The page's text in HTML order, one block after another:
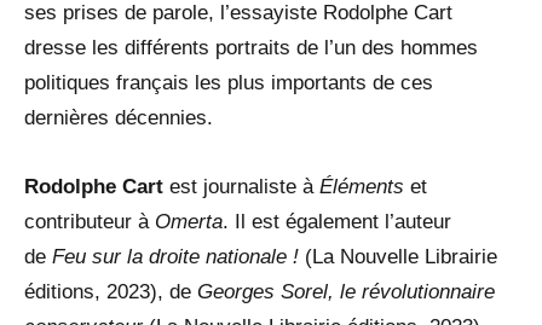
ses prises de parole, l’essayiste Rodolphe Cart
dresse les différents portraits de l’un des hommes
politiques français les plus importants de ces
dernières décennies.
Rodolphe Cart est journaliste à Éléments et
contributeur àOmerta. Il est également l’auteur
de Feu sur la droite nationale ! (La Nouvelle Librairie
éditions, 2023), de Georges Sorel, le révolutionnaire